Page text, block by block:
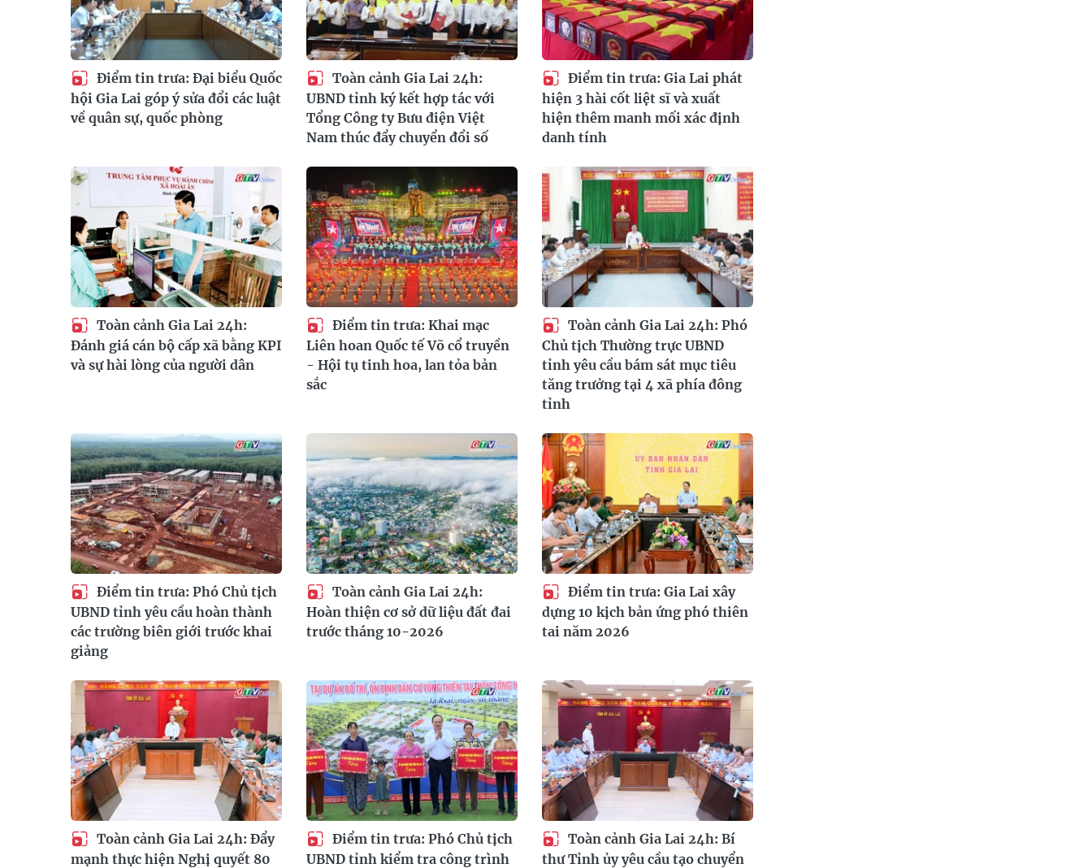
Điểm tin trưa: Đại biểu Quốc
hội Gia Lai góp ý sửa đổi các luật
về quân sự, quốc phòng
Toàn cảnh Gia Lai 24h:
UBND tỉnh ký kết hợp tác với
Tổng Công ty Bưu điện Việt
Nam thúc đẩy chuyển đổi số
Điểm tin trưa: Gia Lai phát
hiện 3 hài cốt liệt sĩ và xuất
hiện thêm manh mối xác định
danh tính
Toàn cảnh Gia Lai 24h:
Đánh giá cán bộ cấp xã bằng KPI
và sự hài lòng của người dân
Điểm tin trưa: Khai mạc
Liên hoan Quốc tế Võ cổ truyền
- Hội tụ tinh hoa, lan tỏa bản
sắc
Toàn cảnh Gia Lai 24h: Phó
Chủ tịch Thường trực UBND
tỉnh yêu cầu bám sát mục tiêu
tăng trưởng tại 4 xã phía đông
tỉnh
Điểm tin trưa: Phó Chủ tịch
UBND tỉnh yêu cầu hoàn thành
các trường biên giới trước khai
giảng
Toàn cảnh Gia Lai 24h:
Hoàn thiện cơ sở dữ liệu đất đai
trước tháng 10-2026
Điểm tin trưa: Gia Lai xây
dựng 10 kịch bản ứng phó thiên
tai năm 2026
Toàn cảnh Gia Lai 24h: Đẩy
mạnh thực hiện Nghị quyết 80
Điểm tin trưa: Phó Chủ tịch
UBND tỉnh kiểm tra công trình
Toàn cảnh Gia Lai 24h: Bí
thư Tỉnh ủy yêu cầu tạo chuyển